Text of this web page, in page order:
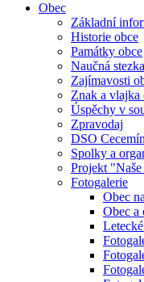
Obec
Základní
Historie obce
Památky obce
Naučná
Zajímavosti
Znak a vlajka
Úspěchy v
Zpravodaj
DSO
Spolky a
Projekt
Fotogalerie
Obec
Obec a